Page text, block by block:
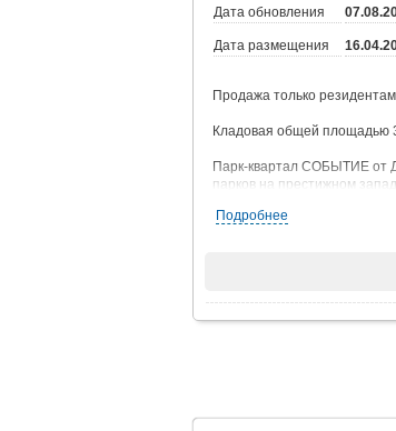
Дата обновления
Дата размещения
Продажа только
Кладовая общей площадью
Парк-квартал СОБЫТИЕ от
парков на престижном
В каждом доме - свой
Подробнее